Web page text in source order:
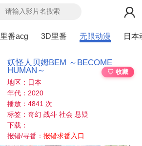
里番acg 3D里番 无限动漫 日本
妖怪人贝姆BEM ～BECOME
HUMAN～
♡ 收藏
地区：日本
年代：2020
播放：4841 次
标签：奇幻 战斗 社会 悬疑
下载：
报错/寻番：报错求番入口